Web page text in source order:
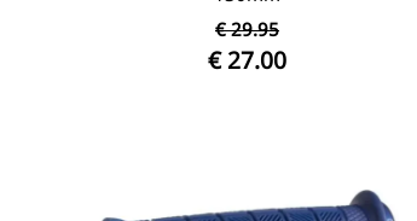
€ 29.95
€ 27.00